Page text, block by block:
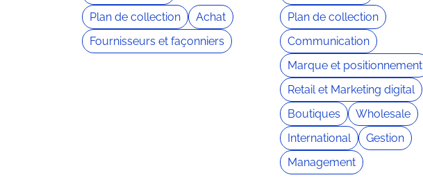
Plan de collection
Achat
Fournisseurs et façonniers
Plan de collection
Communication
Marque et positionnement
Retail et Marketing digital
Boutiques
Wholesale
International
Gestion
Management